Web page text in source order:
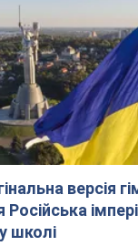
версія
Російська
школі